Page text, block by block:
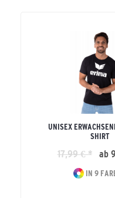
UNISEX
SHIRT
17,99 € * ab
IN 9